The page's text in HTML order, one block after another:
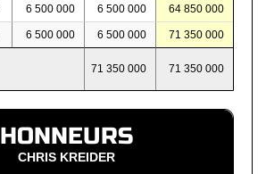
6 500 000 6 500 000 64 850 000
6 500 000 6 500 000 71 350 000
71 350 000 71 350 000
HONNEURS
CHRIS KREIDER